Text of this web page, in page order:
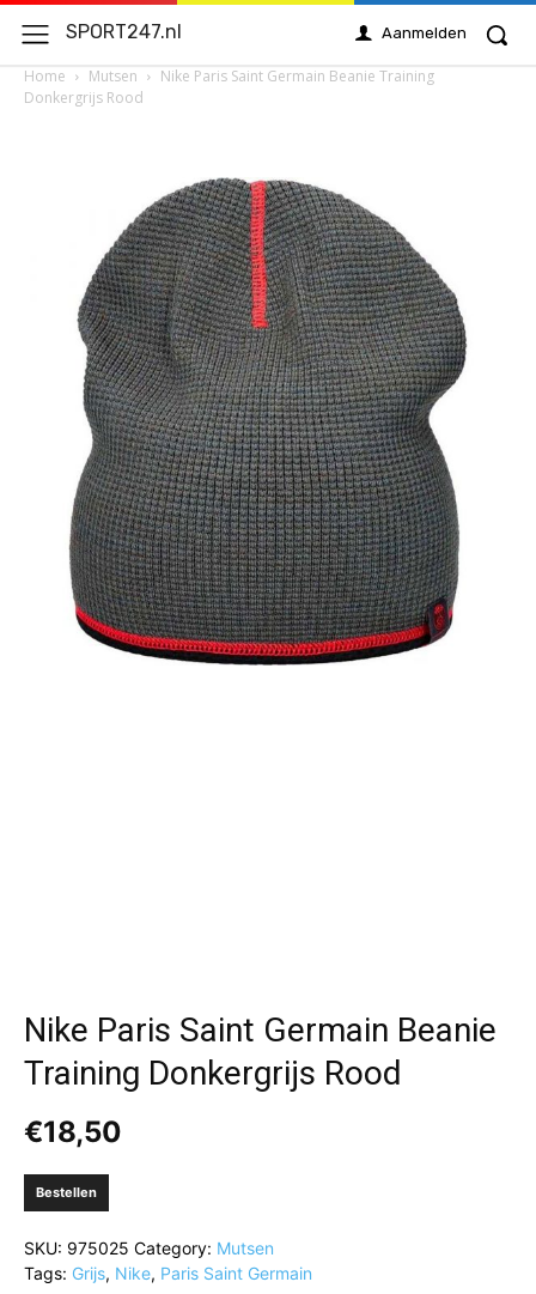
SPORT247.nl Aanmelden
Home Mutsen
Nike Paris Saint Germain Beanie Training
Donkergrijs Rood
Nike Paris Saint Germain Beanie
Training Donkergrijs Rood
€18,50
Bestellen
SKU: 975025 Category: Mutsen
Tags: Grijs, Nike, Paris Saint Germain